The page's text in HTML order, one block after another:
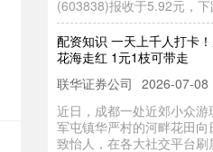
配资知识 一天上千人打卡
花海走红 1元1枝可带走
联华证券公司 2026-07-08
近日，成都一处近郊小众
军屯镇华严村的河畔花田
致怡人，在各大社交平台刷